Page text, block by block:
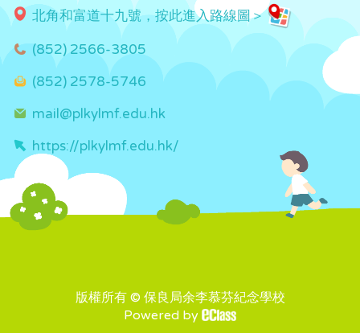
北角和富道十九號，按此進入路線圖＞
(852) 2566-3805
(852) 2578-5746
mail@plkylmf.edu.hk
https://plkylmf.edu.hk/
版權所有 © 保良局余李慕芬紀念學校
Powered by